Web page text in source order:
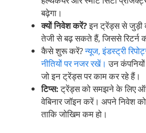
बढ़ेगा।
क्यों निवेश करें?इन ट्रेंड्स से जुड़ी
तेजी से बढ़ सकते हैं, जिससे रिटर्न
कैसे शुरू करें?न्यूज, इंडस्ट्री
नीतियों पर नजर रखें। उन
जो इन ट्रेंड्स पर काम कर रहे हैं।
टिप्स:ट्रेंड्स को समझने के लिए
वेबिनार जॉइन करें। अपने निवेश
ताकि जोखिम कम हो।